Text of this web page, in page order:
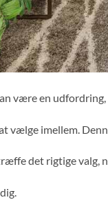
være en udfordring,
vælge imellem.
det rigtige valg,